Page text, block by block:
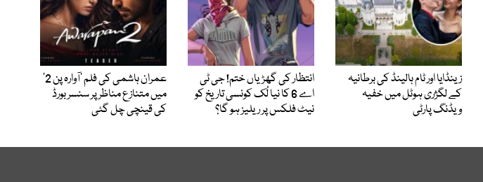
زینڈایا اور ٹام ہالینڈ کی برطانیہ
کے لگژری ہوٹل میں خفیہ
ویڈنگ پارٹی
انتظار کی گھڑیاں ختم! جی ٹی
اے 6 کا نیا لُک کونسی تاریخ کو
نیٹ فلکس پر ریلیز ہو گا؟
عمران ہاشمی کی فلم ’آوارہ پن 2‘
میں متنازع مناظر پر سنسر بورڈ
کی قینچی چل گئی